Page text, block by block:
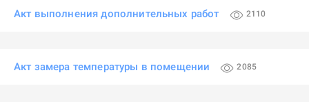
Акт выполнения дополнительных работ 2110
Акт замера температуры в помещении 2085